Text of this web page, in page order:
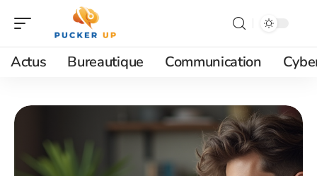
Actus Bureautique Communication